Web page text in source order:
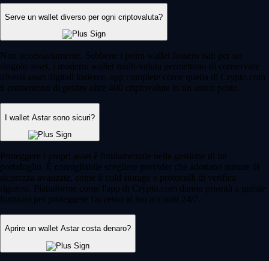
Serve un wallet diverso per ogni criptovaluta?
Non necessariamente. Sebbene i primi wallet fossero nati per un
singolo asset, i moderni wallet multi-valuta permettono di conservare
diversi asset digitali insieme. app complete come quella di Crypto.com
ti consentono di gestire oltre 400 criptovalute in un unico posto.
I wallet Astar sono sicuri?
Proteggere i propri asset è fondamentale nella gestione di un
portafoglio. È consigliabile scegliere provider che adottano misure di
sicurezza avanzate, come il cold storage e protocolli di verifica
rigorosi. Piattaforme come l'app di Crypto.com danno priorità a queste
funzioni per proteggere l'accesso al tuo account 24/7.
Aprire un wallet Astar costa denaro?